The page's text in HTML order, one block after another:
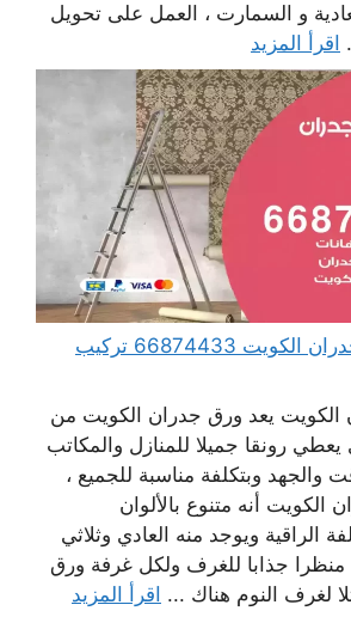
و السمارت ، العمل على تحويل
اقرأ المزيد
فني تركيب ورق جدران الكويت 66874433 تركيب
يعد ورق جدران الكويت من
يعطي رونقا جميلا للمنازل والمكاتب
والجهد وبتكلفة مناسبة للجميع ،
الكويت أنه متنوع بالألوان
الراقية ويوجد منه العادي وثلاثي
منظرا جذابا للغرف ولكل غرفة ورق
لغرف النوم هناك ... اقرأ المزيد